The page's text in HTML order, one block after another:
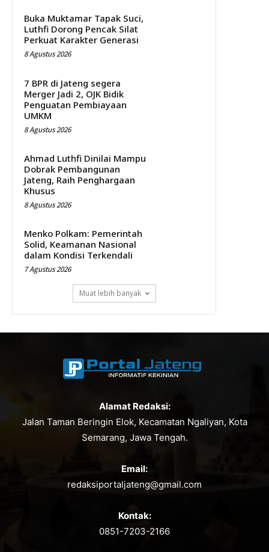
Buka Muktamar Tapak Suci,
Luthfi Dorong Pencak Silat
Perkuat Karakter Generasi
8 Agustus 2026
7 BPR di Jateng segera
Merger Jadi 2, OJK Bidik
Penguatan Pembiayaan
UMKM
8 Agustus 2026
Ahmad Luthfi Dinilai Mampu
Dobrak Pembangunan
Jateng, Raih Penghargaan
Khusus
8 Agustus 2026
Menko Polkam: Pemerintah
Solid, Keamanan Nasional
dalam Kondisi Terkendali
7 Agustus 2026
Muat lebih banyak
Alamat Redaksi:
Jalan Taman Beringin Elok, Kecamatan Ngaliyan, Kota
Semarang, Jawa Tengah.
Email:
redaksiportaljateng@gmail.com
Kontak:
0851-7203-2166